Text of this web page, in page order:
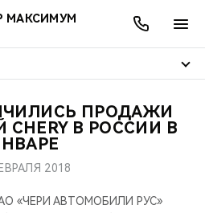
МАКСИМУМ
CHERY
АКЦИИ
СЕРВИСЫ ПРОДАЖИ
В РОССИИ В
2018
АО «ЧЕРИ АВТОМОБИЛИ РУС»